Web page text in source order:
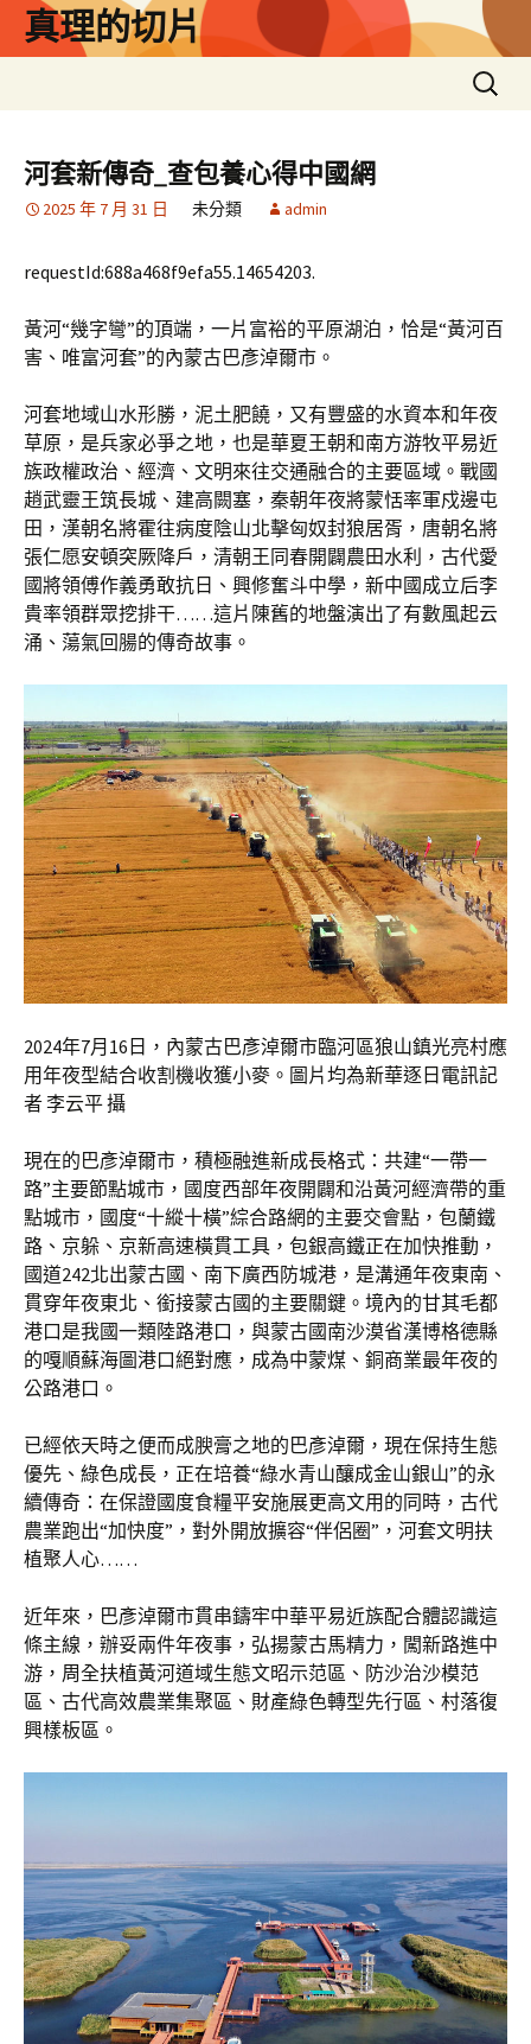
真理的切片
搜
尋
河套新傳奇_查包養心得中國網
2025 年 7 月 31 日 未分類 admin
requestId:688a468f9efa55.14654203.
黃河“幾字彎”的頂端，一片富裕的平原湖泊，恰是“黃河百
害、唯富河套”的內蒙古巴彥淖爾市。
河套地域山水形勝，泥土肥饒，又有豐盛的水資本和年夜
草原，是兵家必爭之地，也是華夏王朝和南方游牧平易近
族政權政治、經濟、文明來往交通融合的主要區域。戰國
趙武靈王筑長城、建高闕塞，秦朝年夜將蒙恬率軍戍邊屯
田，漢朝名將霍往病度陰山北擊匈奴封狼居胥，唐朝名將
張仁愿安頓突厥降戶，清朝王同春開闢農田水利，古代愛
國將領傅作義勇敢抗日、興修奮斗中學，新中國成立后李
貴率領群眾挖排干……這片陳舊的地盤演出了有數風起云
涌、蕩氣回腸的傳奇故事。
2024年7月16日，內蒙古巴彥淖爾市臨河區狼山鎮光亮村應
用年夜型結合收割機收獲小麥。圖片均為新華逐日電訊記
者 李云平 攝
現在的巴彥淖爾市，積極融進新成長格式：共建“一帶一
路”主要節點城市，國度西部年夜開闢和沿黃河經濟帶的重
點城市，國度“十縱十橫”綜合路網的主要交會點，包蘭鐵
路、京躲、京新高速橫貫工具，包銀高鐵正在加快推動，
國道242北出蒙古國、南下廣西防城港，是溝通年夜東南、
貫穿年夜東北、銜接蒙古國的主要關鍵。境內的甘其毛都
港口是我國一類陸路港口，與蒙古國南沙漠省漢博格德縣
的嘎順蘇海圖港口絕對應，成為中蒙煤、銅商業最年夜的
公路港口。
已經依天時之便而成腴膏之地的巴彥淖爾，現在保持生態
優先、綠色成長，正在培養“綠水青山釀成金山銀山”的永
續傳奇：在保證國度食糧平安施展更高文用的同時，古代
農業跑出“加快度”，對外開放擴容“伴侶圈”，河套文明扶
植聚人心……
近年來，巴彥淖爾市貫串鑄牢中華平易近族配合體認識這
條主線，辦妥兩件年夜事，弘揚蒙古馬精力，闖新路進中
游，周全扶植黃河道域生態文昭示范區、防沙治沙模范
區、古代高效農業集聚區、財產綠色轉型先行區、村落復
興樣板區。